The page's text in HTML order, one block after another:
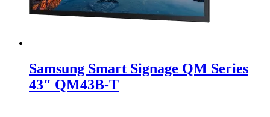
Samsung Smart Signage QM Series
43″ QM43B-T